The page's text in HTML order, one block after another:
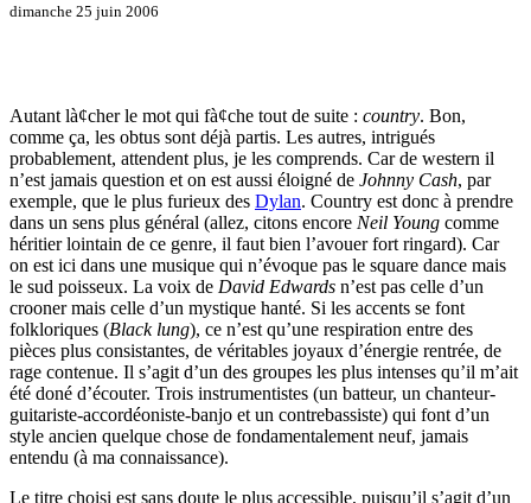
dimanche 25 juin 2006
Autant là¢cher le mot qui fà¢che tout de suite : country. Bon,
comme ça, les obtus sont déjà partis. Les autres, intrigués
probablement, attendent plus, je les comprends. Car de western il
n’est jamais question et on est aussi éloigné de Johnny Cash, par
exemple, que le plus furieux des Dylan. Country est donc à prendre
dans un sens plus général (allez, citons encore Neil Young comme
héritier lointain de ce genre, il faut bien l’avouer fort ringard). Car
on est ici dans une musique qui n’évoque pas le square dance mais
le sud poisseux. La voix de David Edwards n’est pas celle d’un
crooner mais celle d’un mystique hanté. Si les accents se font
folkloriques (Black lung), ce n’est qu’une respiration entre des
pièces plus consistantes, de véritables joyaux d’énergie rentrée, de
rage contenue. Il s’agit d’un des groupes les plus intenses qu’il m’ait
été doné d’écouter. Trois instrumentistes (un batteur, un chanteur-
guitariste-accordéoniste-banjo et un contrebassiste) qui font d’un
style ancien quelque chose de fondamentalement neuf, jamais
entendu (à ma connaissance).
Le titre choisi est sans doute le plus accessible, puisqu’il s’agit d’un